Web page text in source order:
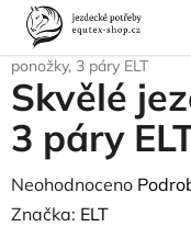
Přejít
obsah
Domů
Pro jezdce
ponožky, 3 páry ELT
Skvělé
3 páry
Průměrné
hodnocení
Neohodnoceno
Značka: ELT